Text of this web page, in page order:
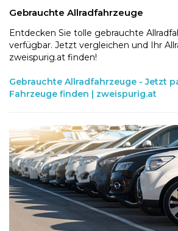
Gebrauchte Allradfahrzeuge
Entdecken Sie tolle gebrauchte
verfügbar. Jetzt vergleichen und Ihr
zweispurig.at finden!
Gebrauchte Allradfahrzeuge - Jetzt
Fahrzeuge finden | zweispurig.at